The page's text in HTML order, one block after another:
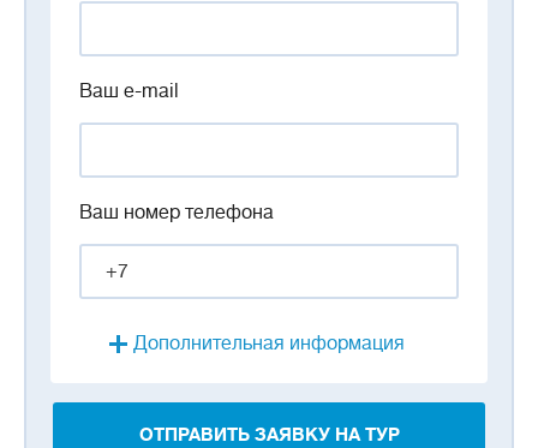
Ваш e-mail
Ваш номер телефона
Дополнительная информация
ОТПРАВИТЬ ЗАЯВКУ НА ТУР